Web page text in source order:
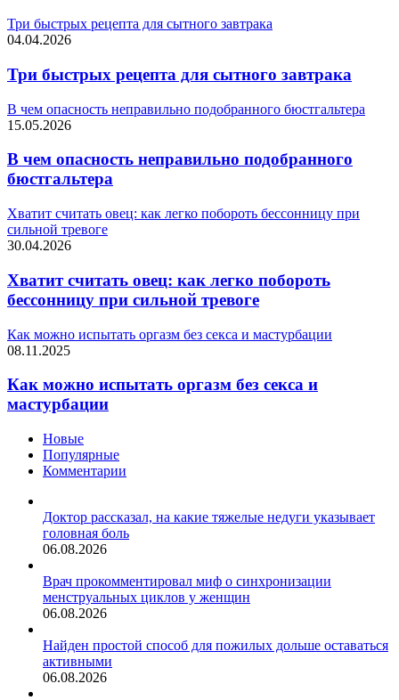
Три быстрых рецепта для сытного завтрака
04.04.2026
Три быстрых рецепта для сытного завтрака
В чем опасность неправильно подобранного бюстгальтера
15.05.2026
В чем опасность неправильно подобранного
бюстгальтера
Хватит считать овец: как легко побороть бессонницу при
сильной тревоге
30.04.2026
Хватит считать овец: как легко побороть
бессонницу при сильной тревоге
Как можно испытать оргазм без секса и мастурбации
08.11.2025
Как можно испытать оргазм без секса и
мастурбации
Новые
Популярные
Комментарии
Доктор рассказал, на какие тяжелые недуги указывает
головная боль
06.08.2026
Врач прокомментировал миф о синхронизации
менструальных циклов у женщин
06.08.2026
Найден простой способ для пожилых дольше оставаться
активными
06.08.2026